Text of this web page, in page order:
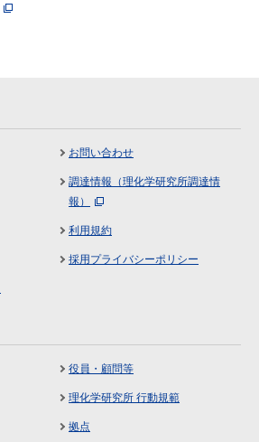
お問い合わせ
調達情報（理化学研究所調達情
報）
利用規約
採用プライバシーポリシー
役員・顧問等
理化学研究所 行動規範
拠点